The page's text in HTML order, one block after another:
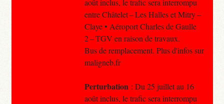
août inclus, le trafic sera interrompu
entre Châtelet – Les Halles et Mitry –
Claye • Aéroport Charles de Gaulle
2 – TGV en raison de travaux.
Bus de remplacement. Plus d'infos sur
maligneb.fr
Perturbation : Du 25 juillet au 16
août inclus, le trafic sera interrompu